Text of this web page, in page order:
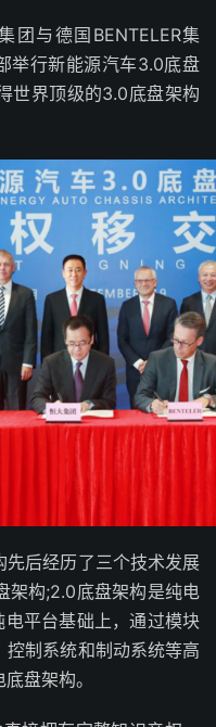
与德国BENTELER集
举行新能源汽车3.0底盘
世界顶级的3.0底盘架构
后经历了三个技术发展
架构;2.0底盘架构是纯电
平台基础上，通过模块
制系统和制动系统等高
盘架构。